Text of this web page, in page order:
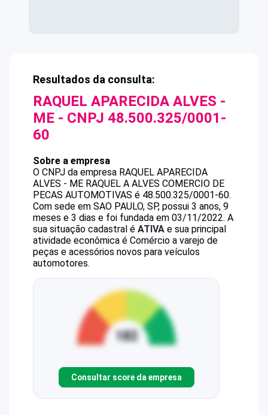
Resultados da consulta:
RAQUEL APARECIDA ALVES -
ME - CNPJ 48.500.325/0001-
60
Sobre a empresa
O CNPJ da empresa RAQUEL APARECIDA
ALVES - ME RAQUEL A ALVES COMERCIO DE
PECAS AUTOMOTIVAS é 48.500.325/0001-60.
Com sede em SAO PAULO, SP, possui 3 anos, 9
meses e 3 dias e foi fundada em 03/11/2022. A
sua situação cadastral é ATIVA e sua principal
atividade econômica é Comércio a varejo de
peças e acessórios novos para veículos
automotores.
Consultar score da empresa